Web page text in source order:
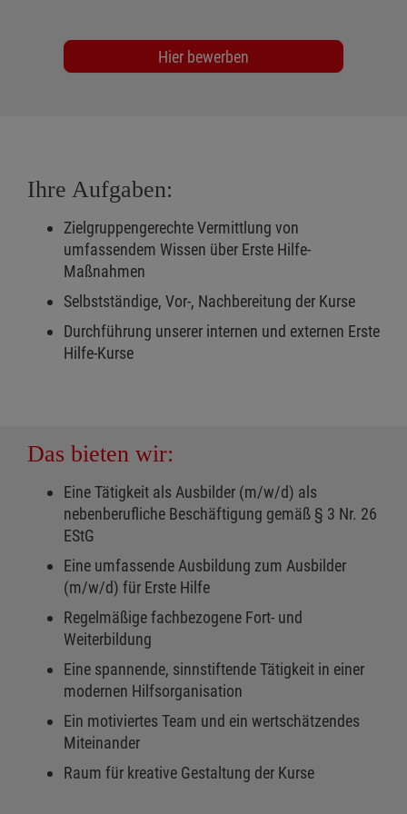
Hier bewerben
Ihre Aufgaben:
Zielgruppengerechte Vermittlung von
umfassendem Wissen über Erste Hilfe-
Maßnahmen
Selbstständige, Vor-, Nachbereitung der Kurse
Durchführung unserer internen und externen Erste
Hilfe-Kurse
Das bieten wir:
Eine Tätigkeit als Ausbilder (m/w/d) als
nebenberufliche Beschäftigung gemäß § 3 Nr. 26
EStG
Eine umfassende Ausbildung zum Ausbilder
(m/w/d) für Erste Hilfe
Regelmäßige fachbezogene Fort- und
Weiterbildung
Eine spannende, sinnstiftende Tätigkeit in einer
modernen Hilfsorganisation
Ein motiviertes Team und ein wertschätzendes
Miteinander
Raum für kreative Gestaltung der Kurse